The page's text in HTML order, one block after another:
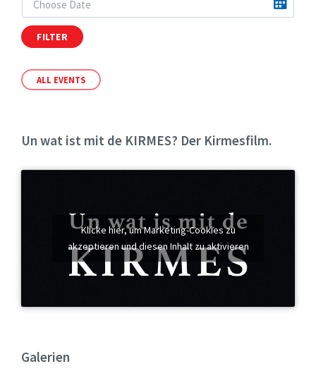
FILTER
ALL EVENTS
Un wat ist mit de KIRMES? Der Kirmesfilm.
Klicke hier, um Marketing-Cookies zu
akzeptieren und diesen Inhalt zu aktivieren
Galerien